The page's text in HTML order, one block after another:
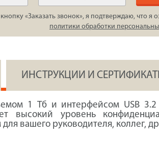
«Заказать звонок», я подтверждаю, что я
политики обработки
ИНСТРУКЦИИ И
1 Тб и интерфейсом USB
высокий уровень
вашего руководителя, коллег,